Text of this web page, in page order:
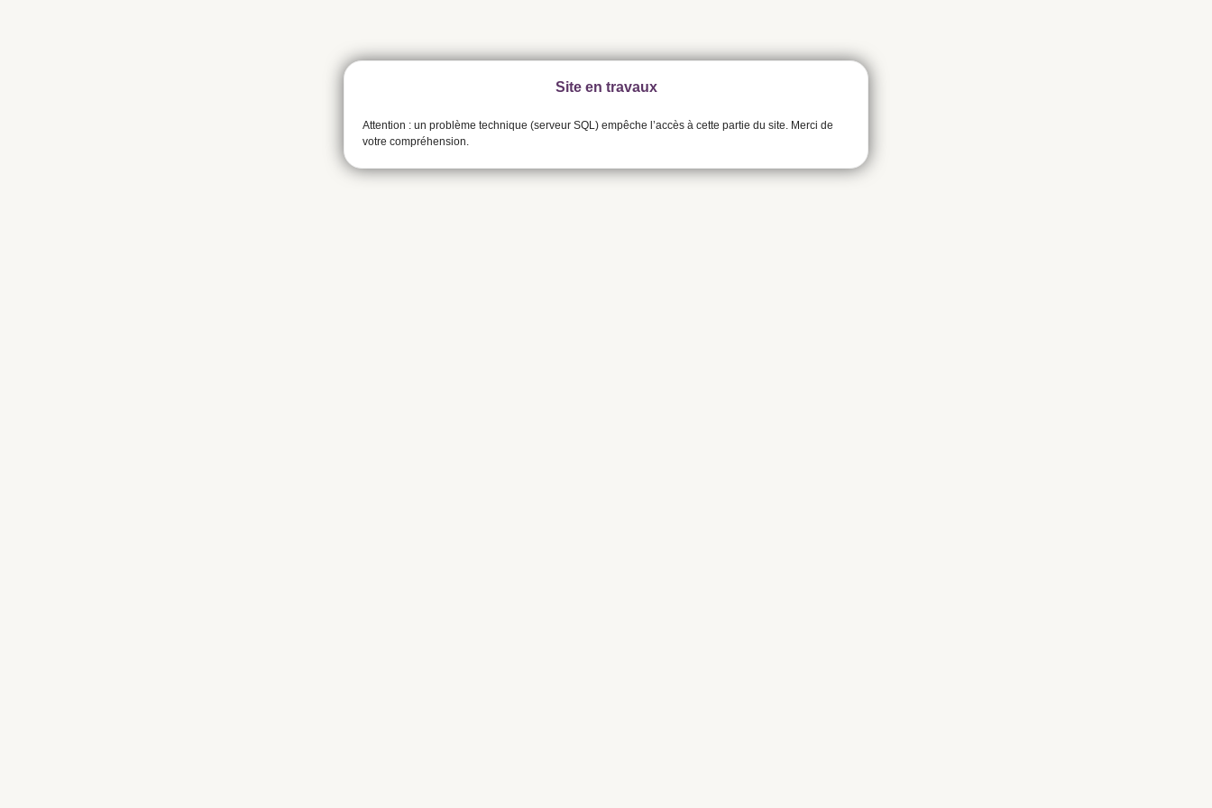
Site en travaux
Attention : un problème technique (serveur SQL) empêche l’accès à cette partie du site. Merci de
votre compréhension.